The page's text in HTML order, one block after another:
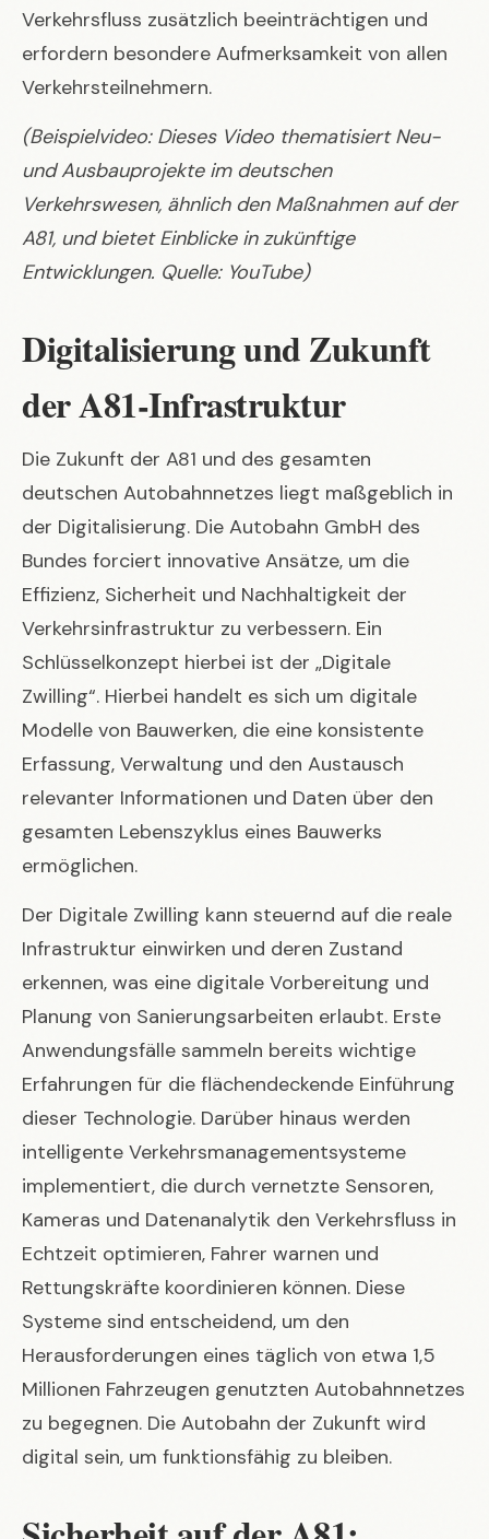
Verkehrsfluss zusätzlich beeinträchtigen und
erfordern besondere Aufmerksamkeit von allen
Verkehrsteilnehmern.
(Beispielvideo: Dieses Video thematisiert Neu-
und Ausbauprojekte im deutschen
Verkehrswesen, ähnlich den Maßnahmen auf der
A81, und bietet Einblicke in zukünftige
Entwicklungen. Quelle: YouTube)
Digitalisierung und Zukunft
der A81-Infrastruktur
Die Zukunft der A81 und des gesamten
deutschen Autobahnnetzes liegt maßgeblich in
der Digitalisierung. Die Autobahn GmbH des
Bundes forciert innovative Ansätze, um die
Effizienz, Sicherheit und Nachhaltigkeit der
Verkehrsinfrastruktur zu verbessern. Ein
Schlüsselkonzept hierbei ist der „Digitale
Zwilling“. Hierbei handelt es sich um digitale
Modelle von Bauwerken, die eine konsistente
Erfassung, Verwaltung und den Austausch
relevanter Informationen und Daten über den
gesamten Lebenszyklus eines Bauwerks
ermöglichen.
Der Digitale Zwilling kann steuernd auf die reale
Infrastruktur einwirken und deren Zustand
erkennen, was eine digitale Vorbereitung und
Planung von Sanierungsarbeiten erlaubt. Erste
Anwendungsfälle sammeln bereits wichtige
Erfahrungen für die flächendeckende Einführung
dieser Technologie. Darüber hinaus werden
intelligente Verkehrsmanagementsysteme
implementiert, die durch vernetzte Sensoren,
Kameras und Datenanalytik den Verkehrsfluss in
Echtzeit optimieren, Fahrer warnen und
Rettungskräfte koordinieren können. Diese
Systeme sind entscheidend, um den
Herausforderungen eines täglich von etwa 1,5
Millionen Fahrzeugen genutzten Autobahnnetzes
zu begegnen. Die Autobahn der Zukunft wird
digital sein, um funktionsfähig zu bleiben.